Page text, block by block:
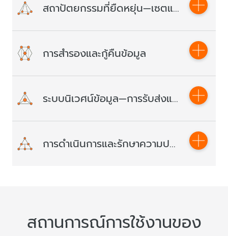
สถาปัตยกรรมที่ยืดหยุ่น—เซตแบบจำลองหนึ่งสมาชิก เซตแบบจำลองสามสมาชิก และสถาปัตยกรรมคลัสเตอร์แบบกระจาย
สถาปัตยกรรมเซตแบบจำลองสมาชิกรายเดียวเป็นสิ่งที่คุ้มค่า
สถาปัตยกรรมเซตแบบจำลองสามสมาชิกรองรับการย้าย
แบบกระจายรองรับการปรับสเกลแบบยืดหยุ่น
สถาปัตยกรรมเซตแบบจำลองหนึ่งสมาชิก
เซตแบบจำลองหนึ่งสมาชิกมักใช้เป็นระบบที่จัดเก็บข้อมูลที่มี
ที่สุดสำหรับการทดสอบ เรียนรู้ และฝึกอบรมสภาพแวดล้อม
ระบบ รวมถึงการจัดการข้อมูลธุรกิจขององค์กรอีกด้วย
โหนดซ่อนจะทำหน้าที่ทั้งหมดแทนโหนดสำรอง
การสำรองและกู้คืนข้อมูล
สำรองข้อมูลของคุณโดยอัตโนมัติแบบรายวัน ฟีเจอร์กู้คืน
ข้อมูลจากหายนะช่วยให้คุณสามารถกู้คืนข้อมูลของคุณจาก
จากหายนะ เพื่อลดการสูญเสียข้อมูลที่เกิดจากการปรับแต่งที่
VPCs
ติดตามและตรวจสอบการรับส่งข้อมูลขาเข้าแบบเรียลไทม์ ส
ครับข้อมูลการโจมตีด้วยการกรอง IP Address ของแหล่งที่มา
ระบบนิเวศน์ข้อมูล—การรับส่งและประมวลผลข้อมูลแบบยืดหยุ่น
รองรับการรับส่งข้อมูลระหว่างฐานข้อมูลในองค์กร และฐาน
ข้อมูลระบบคลาวด์ และทำงานร่วมกับ E-MapReduce
เรียลไทม์
การดำเนินการและรักษาความปลอดภัยที่ง่าย - แพลตฟอร์มการจัดการด้านการตรวจสอบและฐานข้อมูลระดับมืออาชีพ รวมถึงการอัปเกรดระบบโดยอัตโนมัติ
แพลตฟอร์มการตรวจสอบ
สถานการณ์การใช้งานของ